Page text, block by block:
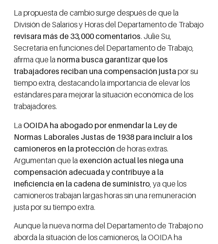
La propuesta de cambio surge después de que la
División de Salarios y Horas del Departamento de Trabajo
revisara más de 33,000 comentarios. Julie Su,
Secretaria en funciones del Departamento de Trabajo,
afirma que la norma busca garantizar que los
trabajadores reciban una compensación justapor su
tiempo extra, destacando la importancia de elevar los
estándares para mejorar la situación económica de los
trabajadores.
La OOIDA ha abogado por enmendar la Ley de
Normas Laborales Justas de 1938 para incluir a los
camioneros en la protección de horas extras.
Argumentan que la exención actual les niega una
compensación adecuada y contribuye a la
ineficiencia en la cadena de suministro , ya que los
camioneros trabajan largas horas sin una remuneración
justa por su tiempo extra.
Aunque la nueva norma del Departamento de Trabajo no
aborda la situación de los camioneros, la OOIDA ha